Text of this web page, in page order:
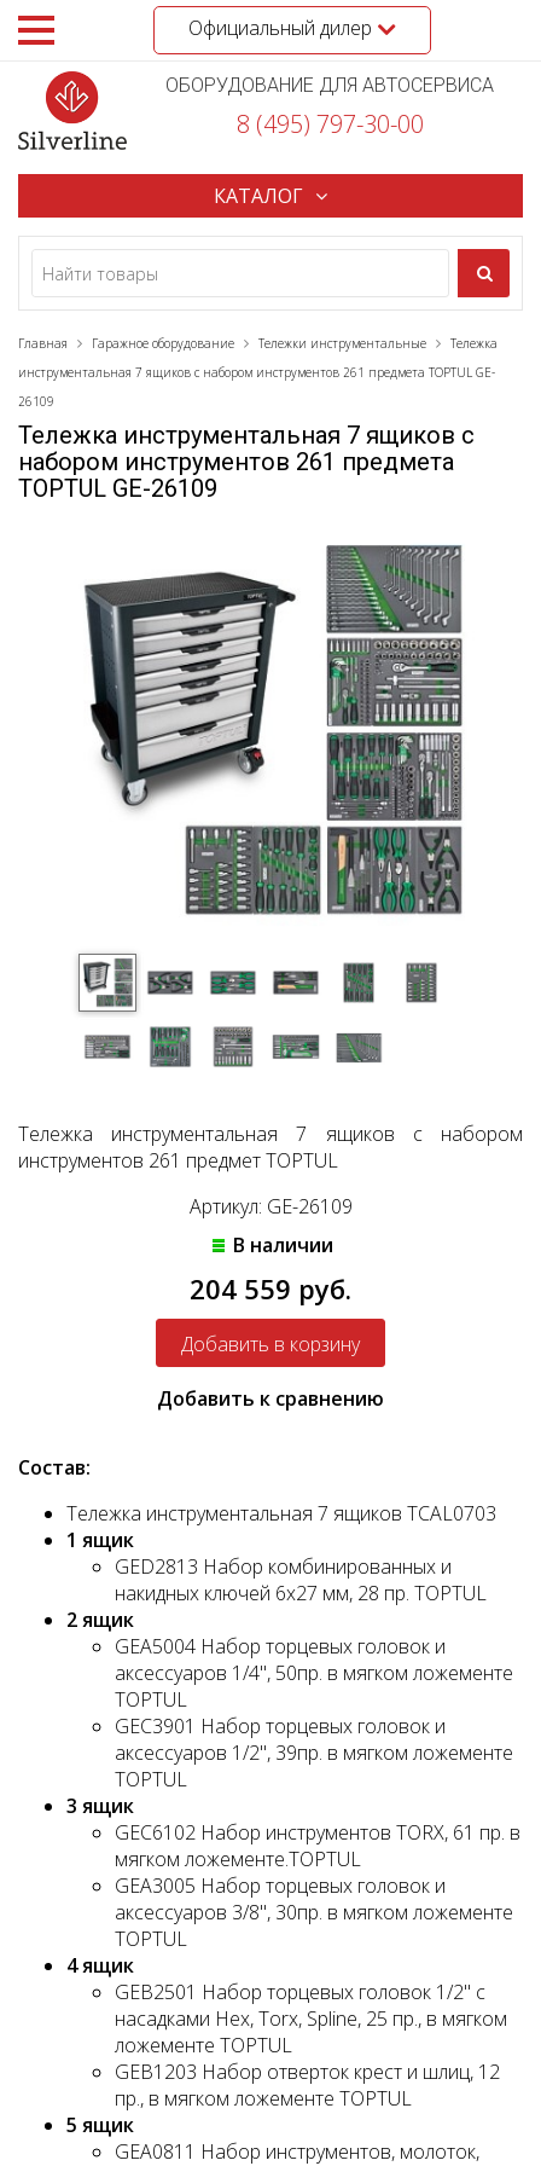
Официальный дилер
ОБОРУДОВАНИЕ ДЛЯ АВТОСЕРВИСА
8 (495) 797-30-00
КАТАЛОГ
Главная Гаражное оборудование Тележки инструментальные
Тележка
инструментальная 7 ящиков с набором инструментов 261 предмета TOPTUL GE-
26109
Тележка инструментальная 7 ящиков с
набором инструментов 261 предмета
TOPTUL GE-26109
Тележка инструментальная 7 ящиков с набором
инструментов 261 предмет TOPTUL
Артикул: GE-26109
В наличии
204 559 руб.
Добавить к сравнению
Состав:
Тележка инструментальная 7 ящиков TCAL0703
1 ящик
GED2813 Набор комбинированных и
накидных ключей 6х27 мм, 28 пр. TOPTUL
2 ящик
GEA5004 Набор торцевых головок и
аксессуаров 1/4", 50пр. в мягком ложементе
TOPTUL
GEC3901 Набор торцевых головок и
аксессуаров 1/2", 39пр. в мягком ложементе
TOPTUL
3 ящик
GEC6102 Набор инструментов TORX, 61 пр. в
мягком ложементе.TOPTUL
GEA3005 Набор торцевых головок и
аксессуаров 3/8", 30пр. в мягком ложементе
TOPTUL
4 ящик
GEB2501 Набор торцевых головок 1/2" с
насадками Hex, Torx, Spline, 25 пр., в мягком
ложементе TOPTUL
GEB1203 Набор отверток крест и шлиц, 12
пр., в мягком ложементе TOPTUL
5 ящик
GEA0811 Набор инструментов, молоток,